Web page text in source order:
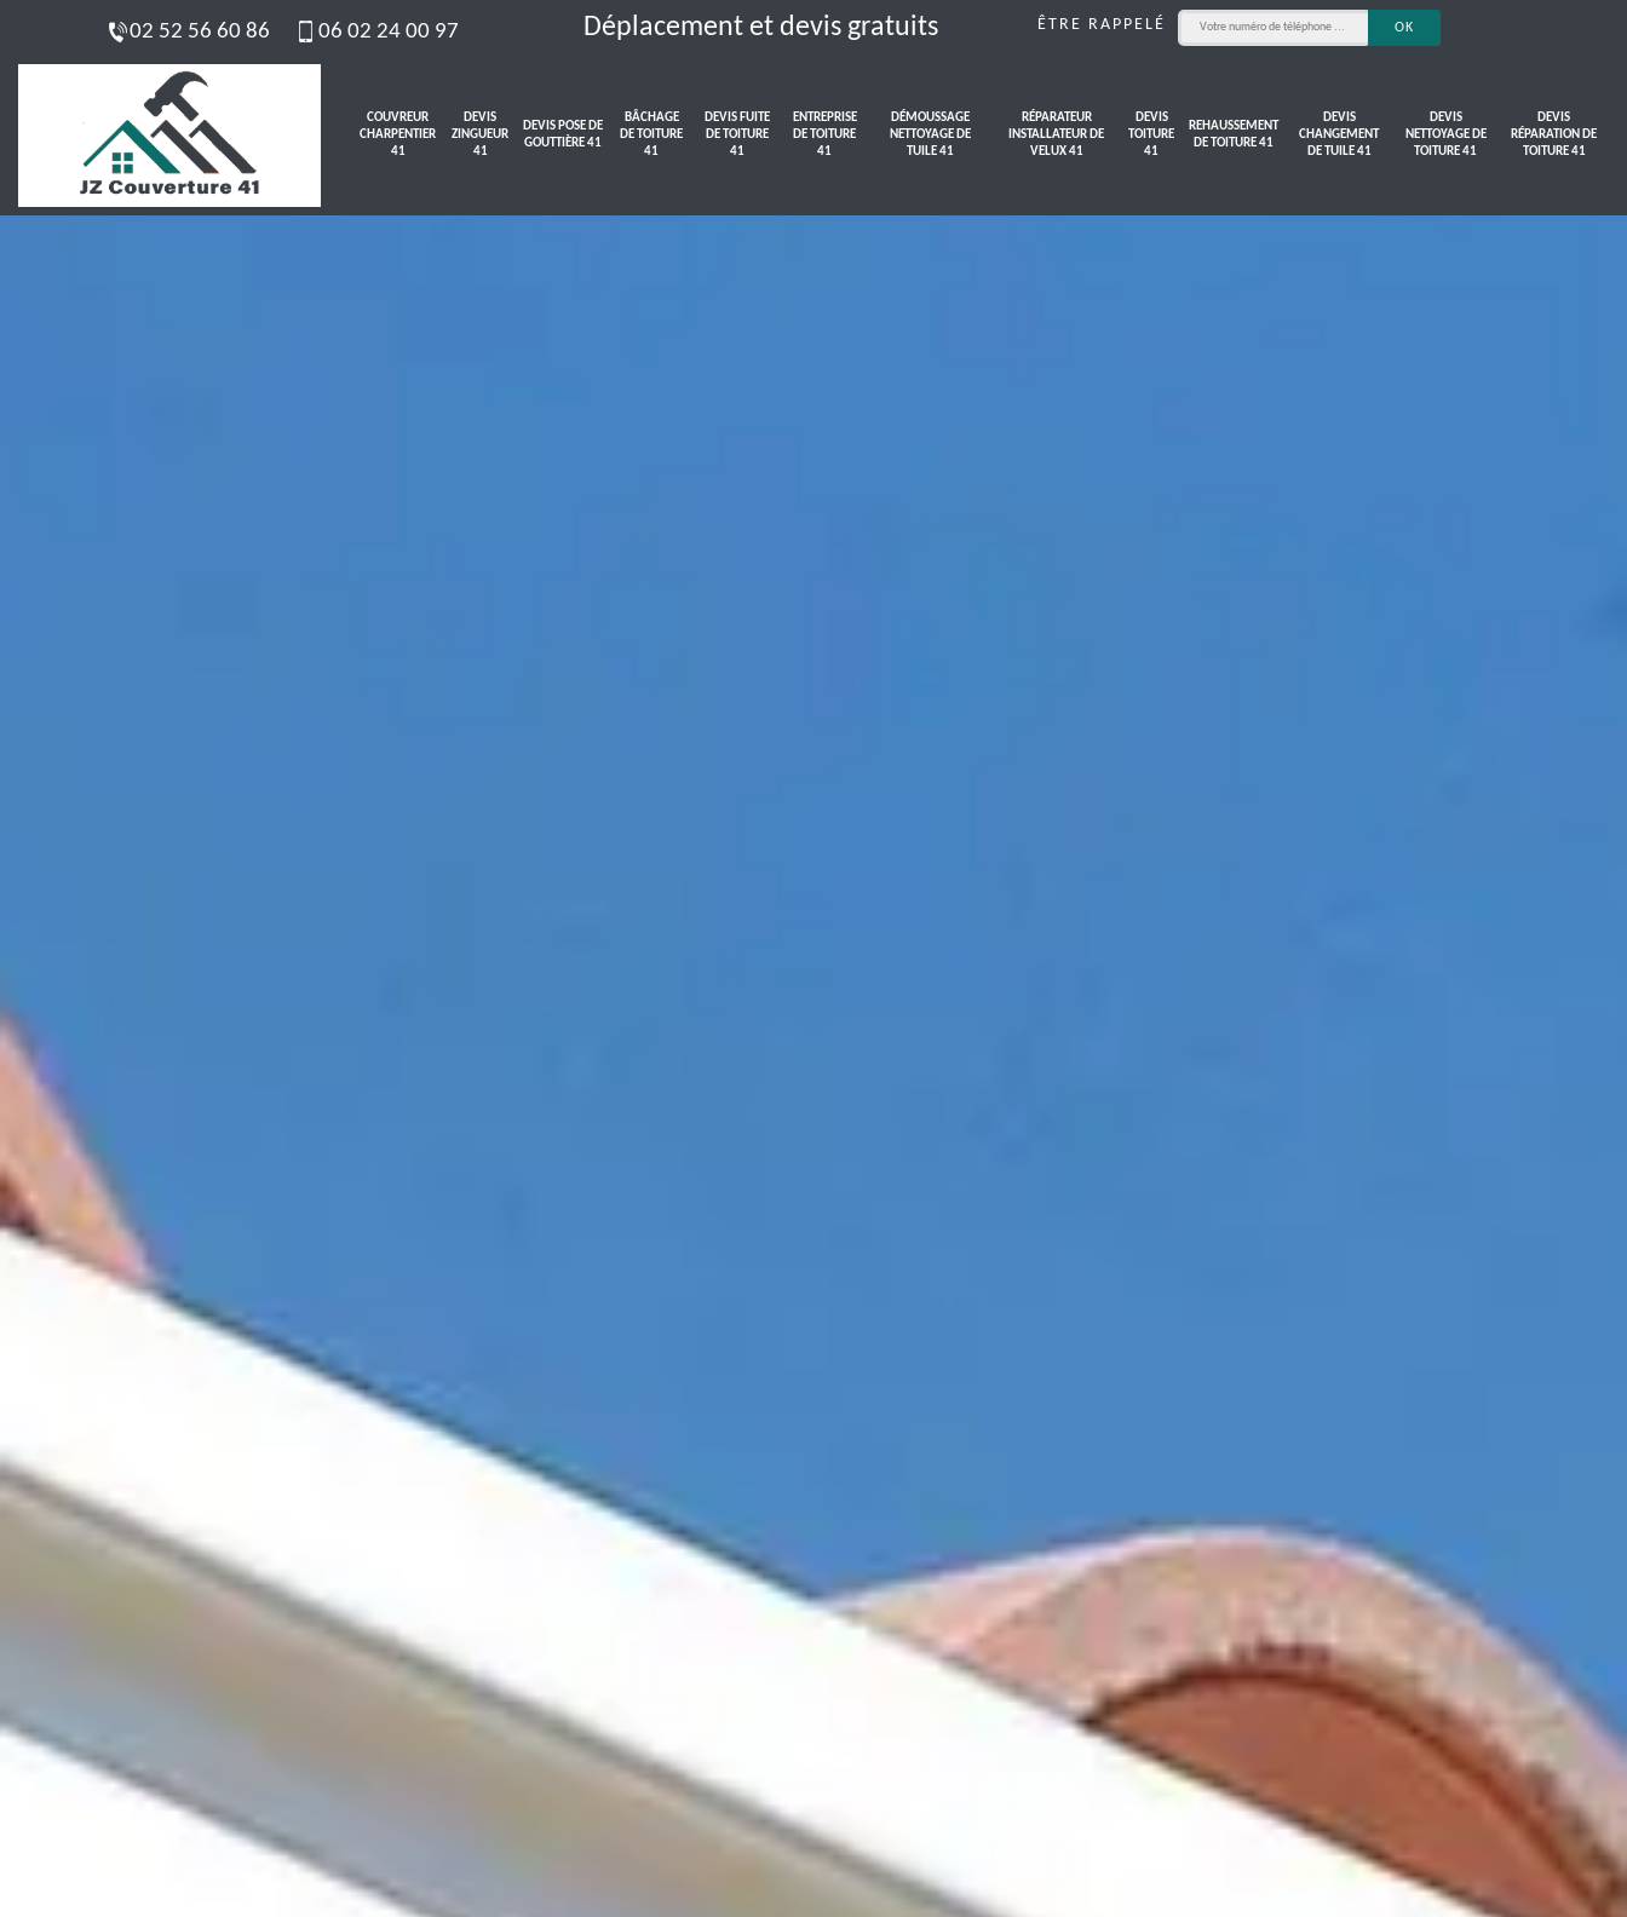
02 52 56 60 86 06 02 24 00 97 Déplacement et devis gratuits ÊTRE RAPPELÉ
COUVREUR
CHARPENTIER
41
DEVIS
ZINGUEUR
41
DEVIS POSE DE
GOUTTIÈRE 41
BÂCHAGE
DE TOITURE
41
DEVIS FUITE
DE TOITURE
41
ENTREPRISE
DE TOITURE
41
DÉMOUSSAGE
NETTOYAGE DE
TUILE 41
RÉPARATEUR
INSTALLATEUR DE
VELUX 41
DEVIS
TOITURE
41
REHAUSSEMENT
DE TOITURE 41
DEVIS
CHANGEMENT
DE TUILE 41
DEVIS
NETTOYAGE DE
TOITURE 41
DEVIS
RÉPARATION DE
TOITURE 41